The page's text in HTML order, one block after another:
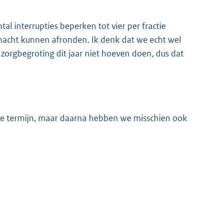
interrupties beperken tot vier per fractie
kunnen afronden. Ik denk dat we echt wel
dit jaar niet hoeven doen, dus dat
termijn, maar daarna hebben we misschien ook